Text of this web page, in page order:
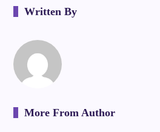
Written By
More From Author